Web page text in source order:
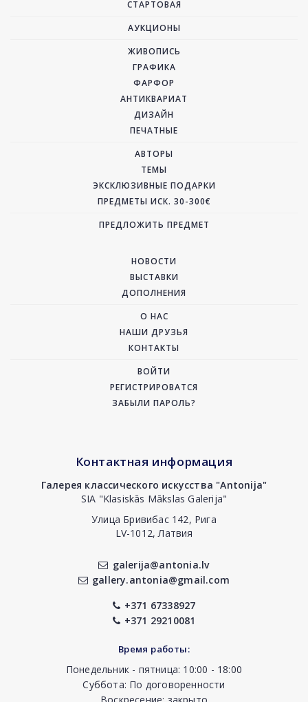
СТАРТОВАЯ
АУКЦИОНЫ
ЖИВОПИСЬ
ГРАФИКА
ФАРФОР
АНТИКВАРИАТ
ДИЗАЙН
ПЕЧАТНЫЕ
АВТОРЫ
ТЕМЫ
ЭКСКЛЮЗИВНЫЕ ПОДАРКИ
ПРЕДМЕТЫ ИСК. 30-300€
ПРЕДЛОЖИТЬ ПРЕДМЕТ
НОВОСТИ
ВЫСТАВКИ
ДОПОЛНЕНИЯ
О НАС
НАШИ ДРУЗЬЯ
КОНТАКТЫ
ВОЙТИ
РЕГИСТРИРОВАТСЯ
ЗАБЫЛИ ПАРОЛЬ?
Контактная информация
Галерея классического искусства "Antonija"
SIA "Klasiskās Mākslas Galerija"
Улица Бривибас 142, Рига
LV-1012, Латвия
galerija@antonia.lv
gallery.antonia@gmail.com
+371 67338927
+371 29210081
Время работы:
Понедельник - пятница: 10:00 - 18:00
Суббота: По договоренности